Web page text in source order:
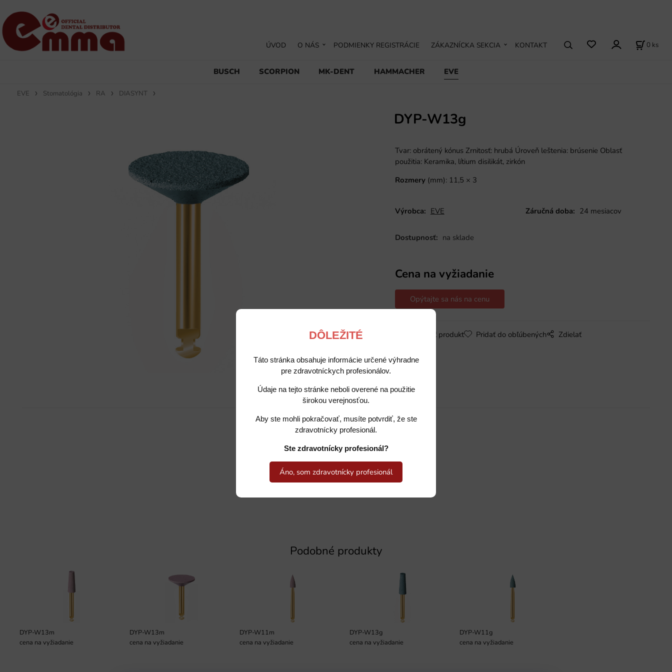
DÔLEŽITÉ
Táto stránka obsahuje informácie určené výhradne
pre zdravotníckych profesionálov.
Údaje na tejto stránke neboli overené na použitie
širokou verejnosťou.
Aby ste mohli pokračovať, musíte potvrdiť, že ste
zdravotnícky profesionál.
Ste zdravotnícky profesionál?
Áno, som zdravotnícky profesionál
BUSCH SCORPION MK-DENT HAMMACHER EVE
ÚVOD O NÁS PODMIENKY REGISTRÁCIE ZÁKAZNÍCKA SEKCIA KONTAKT 0 ks
EVE Stomatológia RA DIASYNT
DYP-W13g
Tvar: obrátený kónus Zrnitosť: hrubá Úroveň leštenia: brúsenie Oblasť
použitia: Keramika, lítium disilikát, zirkón
Rozmery(mm): 11,5 × 3
Výrobca: EVE Záručná doba: 24 mesiacov
Dostupnosť: na sklade
Cena na vyžiadanie
Opýtajte sa nás na cenu
Sledovať produkt Pridať do obľúbených Zdielať
Popis Potrebujete poradiť?
Podobné produkty
DYP-W13m
cena na vyžiadanie
DYP-W13m
cena na vyžiadanie
DYP-W11m
cena na vyžiadanie
DYP-W13g
cena na vyžiadanie
DYP-W11g
cena na vyžiadanie